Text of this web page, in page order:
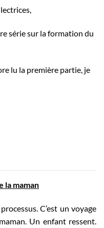
série sur la formation du
lu la première partie, je
la maman
C’est un voyage
Un enfant ressent.